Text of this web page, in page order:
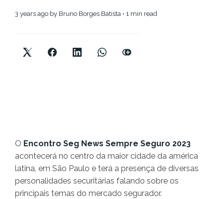
3 years ago by Bruno Borges Batista • 1 min read
O Encontro Seg News Sempre Seguro 2023
acontecerá no centro da maior cidade da américa
latina, em São Paulo e terá a presença de diversas
personalidades securitárias falando sobre os
principais temas do mercado segurador.